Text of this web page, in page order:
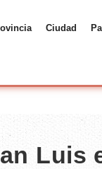
Ciudad
Luis